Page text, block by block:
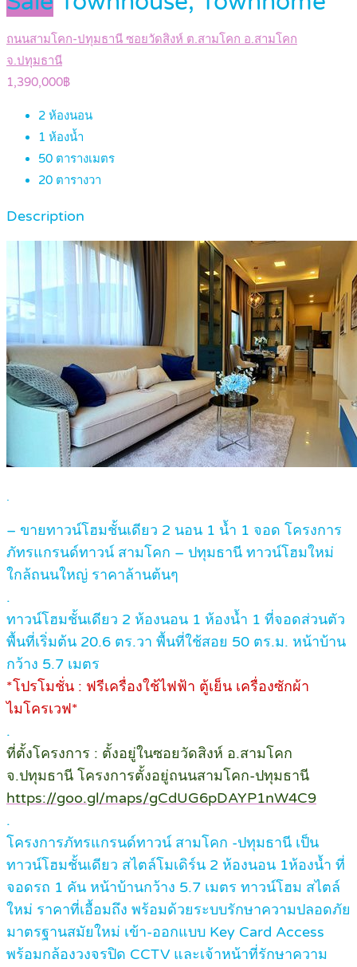
ถนนสามโคก-ปทุมธานี ซอยวัดสิงห์ ต.สามโคก อ.สามโคก
จ.ปทุมธานี
1,390,000฿
2 ห้องนอน
1 ห้องน้ำ
50 ตารางเมตร
20 ตารางวา
Description
.
– ขายทาวน์โฮมชั้นเดียว 2 นอน 1 น้ำ 1 จอด โครงการ
ภัทรแกรนด์ทาวน์ สามโคก – ปทุมธานี ทาวน์โฮมใหม่
ใกล้ถนนใหญ่ ราคาล้านต้นๆ
.
ทาวน์โฮมชั้นเดียว 2 ห้องนอน 1 ห้องน้ำ 1 ที่จอดส่วนตัว
พื้นที่เริ่มต้น 20.6 ตร.วา พื้นที่ใช้สอย 50 ตร.ม. หน้าบ้าน
กว้าง 5.7 เมตร
*โปรโมชั่น : ฟรีเครื่องใช้ไฟฟ้า ตู้เย็น เครื่องซักผ้า
ไมโครเวฟ*
.
ที่ตั้งโครงการ : ตั้งอยู่ในซอยวัดสิงห์ อ.สามโคก
จ.ปทุมธานี โครงการตั้งอยู่ถนนสามโคก-ปทุมธานี
https://goo.gl/maps/gCdUG6pDAYP1nW4C9
.
โครงการภัทรแกรนด์ทาวน์ สามโคก -ปทุมธานี เป็น
ทาวน์โฮมชั้นเดียว สไตล์โมเดิร์น 2 ห้องนอน 1ห้องน้ำ ที่
จอดรถ 1 คัน หน้าบ้านกว้าง 5.7 เมตร ทาวน์โฮม สไตล์
ใหม่ ราคาที่เอื้อมถึง พร้อมด้วยระบบรักษาความปลอดภัย
มาตรฐานสมัยใหม่ เข้า-ออกแบบ Key Card Access
พร้อมกล้องวงจรปิด CCTV และเจ้าหน้าที่รักษาความ